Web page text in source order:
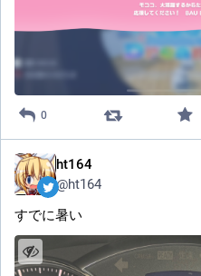
0
ht164
@ht164
すでに暑い